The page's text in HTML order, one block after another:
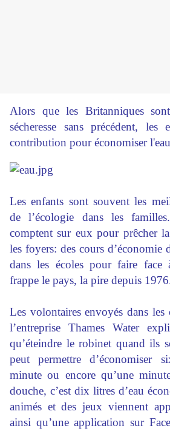
Alors que les Britanniques
sécheresse sans précédent,
contribution pour économiser
Les enfants sont souvent les
de l’écologie dans les
comptent sur eux pour prêcher
les foyers: des cours d’économie
dans les écoles pour faire face
frappe le pays, la pire depuis
Les volontaires envoyés dans les
l’entreprise Thames Water
qu’éteindre le robinet quand ils
peut permettre d’économiser
minute ou encore qu’une
douche, c’est dix litres d’eau
animés et des jeux viennent
ainsi qu’une application sur